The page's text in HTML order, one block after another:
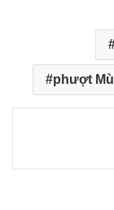
phượt